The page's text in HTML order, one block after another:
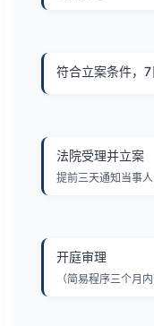
符合立案条件，
法院受理并立案
提前三天通知当事
开庭审理
（简易程序三个月